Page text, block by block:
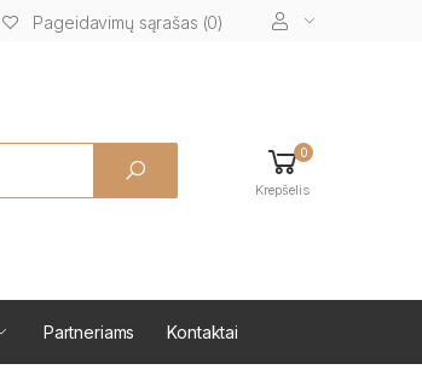
Pageidavimų sąrašas (0)
0
Krepšelis
Partneriams Kontaktai